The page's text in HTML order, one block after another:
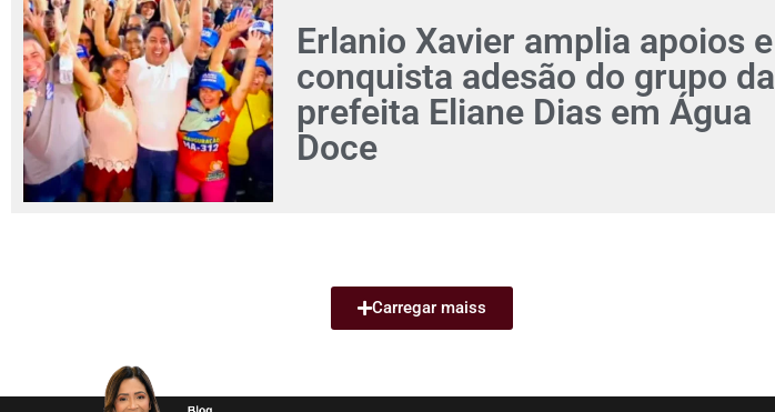
Erlanio Xavier amplia apoios e
conquista adesão do grupo da
prefeita Eliane Dias em Água
Doce
Carregar maiss